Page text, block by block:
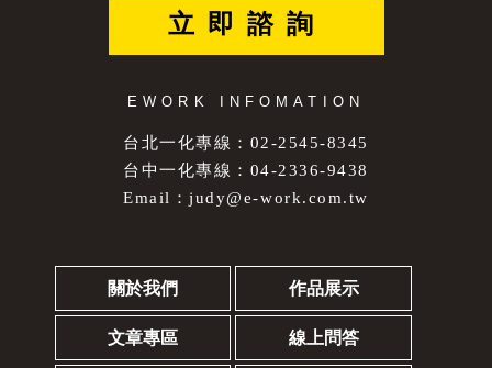
立即諮詢
EWORK INFOMATION
台北一化專線：02-2545-8345
台中一化專線：04-2336-9438
Email：judy@e-work.com.tw
關於我們 作品展示
文章專區 線上問答